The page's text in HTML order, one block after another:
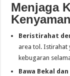
Menjaga
Beristirahat
area tol. Istirahat
kebugaran
Bawa Bekal